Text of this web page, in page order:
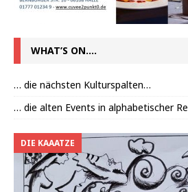
WHAT’S ON….
… die nächsten Kulturspalten…
… die alten Events in alphabetischer
DIE KAAATZE